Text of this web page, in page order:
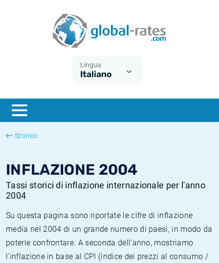
Lingua
Italiano
Storico
INFLAZIONE 2004
Tassi storici di inflazione internazionale per l'anno
2004
Su questa pagina sono riportate le cifre di inflazione
media nel 2004 di un grande numero di paesi, in modo da
poterle confrontare. A seconda dell'anno, mostriamo
l'inflazione in base al CPI (indice dei prezzi al consumo /
ESTER
SONIA
Cos'è l'inflazione CPI?
Cos'è l'inflazione HICP?
Inflazione Italia
Inflazione Stati Uniti
Tassi storici Euribor
Tassi storici di SONIA
Tassi storici di TONAR
Calcolatore dell’inflazione